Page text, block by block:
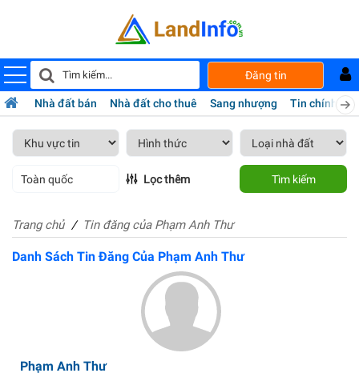
Đăng tin
Nhà đất bán Nhà đất cho thuê Sang nhượng Tin chính chủ
Toàn quốc Lọc thêm Tìm kiếm
Trang chủ Tin đăng của Phạm Anh Thư
Danh Sách Tin Đăng Của Phạm Anh Thư
Phạm Anh Thư